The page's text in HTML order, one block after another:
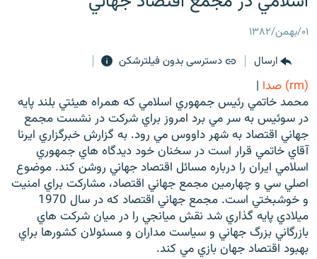
اصلی
رفتن
به
صفحه
جستجوبرنامه‌های رادیویی
فرکانس‌ها
پادکست
چندرسانه‌ای
گزارش‌های تصویری
گزارش‌های ویدئویی
زنان فردا
English
به ما بپیوندید
۰۱/بهمن/۱۳۸۲
ارسال
دسترسی بدون فیلترشکن
(rm) صدا
|
محمد خاتمي رئيس جمهوري اسلامي که همراه هيئتي بلند پايه
در سوئيس به سر مي برد امروز براي شرکت در نشست مجمع
جهاني اقتصاد به شهر داووس مي رود. به گزارش خبرگزاري ايرنا
آقاي خاتمي قرار است در سخنان خود ديدگاه هاي جمهوري
اسلامي ايران را درباره مسائل اقتصاد جهاني روشن کند. موضوع
اصلي سي و چهارمين مجمع جهاني اقتصاد، مشارکت براي امنيت
و خوشبختي است. مجمع جهاني اقتصاد که در سال 1970
ميلادي پايه گذاري شد نقش ميانجي را در ميان شرکت هاي
بازرگاني بزرگ جهاني و سياست مداران و مسئولان کشورها براي
بهبود اقتصاد جهان بازي مي کند.